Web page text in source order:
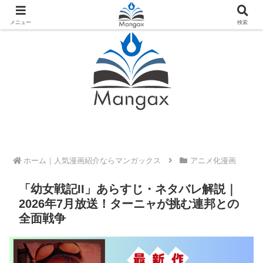
人気おすすめ漫画紹介ならMangax（マンガックス）
ホーム アニメ化漫画
「幼女戦記II」あらすじ・ネタバレ解説｜
2026年7月放送！ターニャが挑む連邦との
全面戦争
メニュー 検索